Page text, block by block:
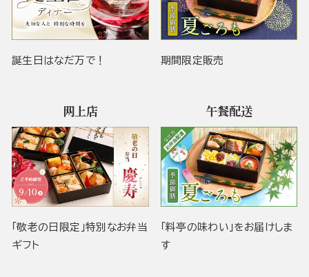
誕生日はなだ万で！ 期間限定販売
网上店
「敬老の日限定」特別なお弁当
ギフト
午餐配送
「料亭の味わい」をお届けしま
す